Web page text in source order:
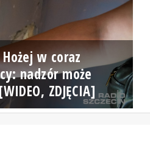
w coraz
nadzór może
ZDJĘCIA]